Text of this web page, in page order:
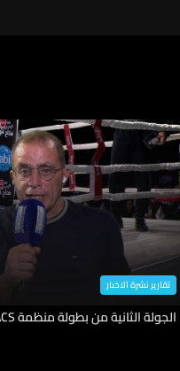
تقارير نشرة الاخبار
الجولة الثانية من بطولة منظمة ACS الدولية في الكيك بوكسينغ